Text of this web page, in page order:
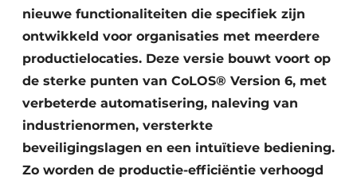
nieuwe functionaliteiten die specifiek zijn
ontwikkeld voor organisaties met meerdere
productielocaties. Deze versie bouwt voort op
de sterke punten van CoLOS® Version 6, met
verbeterde automatisering, naleving van
industrienormen, versterkte
beveiligingslagen en een intuïtieve bediening.
Zo worden de productie-efficiëntie verhoogd